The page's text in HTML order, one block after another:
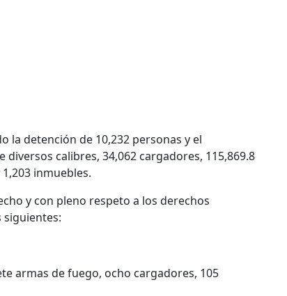
la detención de 10,232 personas y el
calibres, 34,062 cargadores, 115,869.8
inmuebles.
y con pleno respeto a los derechos
siguientes:
armas de fuego, ocho cargadores, 105